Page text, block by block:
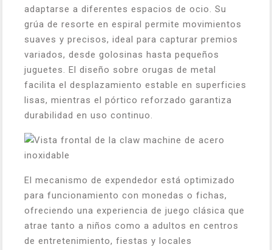
adaptarse a diferentes espacios de ocio. Su
grúa de resorte en espiral permite movimientos
suaves y precisos, ideal para capturar premios
variados, desde golosinas hasta pequeños
juguetes. El diseño sobre orugas de metal
facilita el desplazamiento estable en superficies
lisas, mientras el pórtico reforzado garantiza
durabilidad en uso continuo.
El mecanismo de expendedor está optimizado
para funcionamiento con monedas o fichas,
ofreciendo una experiencia de juego clásica que
atrae tanto a niños como a adultos en centros
de entretenimiento, fiestas y locales